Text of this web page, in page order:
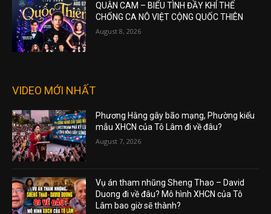
QUẬN CAM – BIỂU TÌNH ĐẦY KHÍ THẾ
CHỐNG CA NÔ VIỆT CỘNG QUỐC THIÊN
August 8, 2026
VIDEO MỚI NHẤT
Phương Hằng gây bão mạng, Phường kiểu
mẫu XHCN của Tô Lâm đi về đâu?
August 7, 2026
Vụ án tham nhũng Sheng Thao – David
Duong đi về đâu? Mô hình XHCN của Tô
Lâm bao giờ sẽ thành?